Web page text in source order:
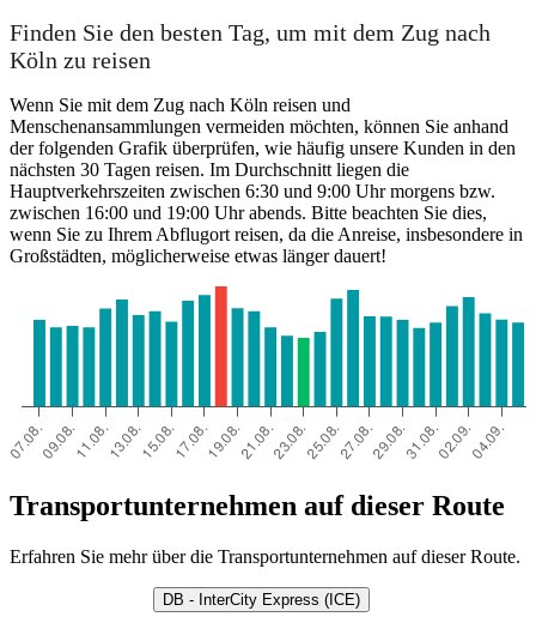
Finden Sie den besten Tag, um mit dem Zug nach
Köln zu reisen
Wenn Sie mit dem Zug nach Köln reisen und
Menschenansammlungen vermeiden möchten, können Sie anhand
der folgenden Grafik überprüfen, wie häufig unsere Kunden in den
nächsten 30 Tagen reisen. Im Durchschnitt liegen die
Hauptverkehrszeiten zwischen 6:30 und 9:00 Uhr morgens bzw.
zwischen 16:00 und 19:00 Uhr abends. Bitte beachten Sie dies,
wenn Sie zu Ihrem Abflugort reisen, da die Anreise, insbesondere in
Großstädten, möglicherweise etwas länger dauert!
Transportunternehmen auf dieser Route
Erfahren Sie mehr über die Transportunternehmen auf dieser Route.
DB - InterCity Express (ICE)